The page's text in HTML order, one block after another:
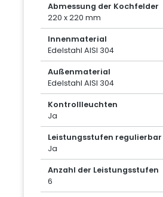
Abmessung der Kochfelder
220 x 220 mm
Innenmaterial
Edelstahl AISI 304
Außenmaterial
Edelstahl AISI 304
Kontrollleuchten
Ja
Leistungsstufen regulierbar
Ja
Anzahl der Leistungsstufen
6